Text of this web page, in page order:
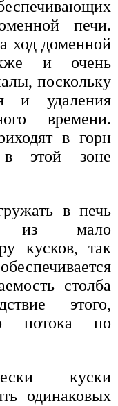
печи.
ход доменной
и очень
поскольку
и удаления
времени.
в горн
в этой зоне
в печь
из мало
кусков, так
столба
этого,
потока по
куски
одинаковых